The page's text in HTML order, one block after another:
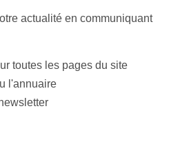
actualité en communiquant
toutes les pages du site
l'annuaire